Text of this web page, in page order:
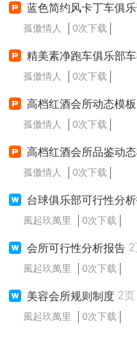
蓝色简约风卡丁车俱
孤傲情人 0次下载
精美素净跑车俱乐部
孤傲情人 0次下载
高档红酒会所动态模板
孤傲情人 0次下载
高档红酒会所品鉴动
孤傲情人 0次下载
台球俱乐部可行性分
風起玖萬里 0次下载
会所可行性分析报告 2
風起玖萬里 0次下载
美容会所规则制度 2页
風起玖萬里 0次下载